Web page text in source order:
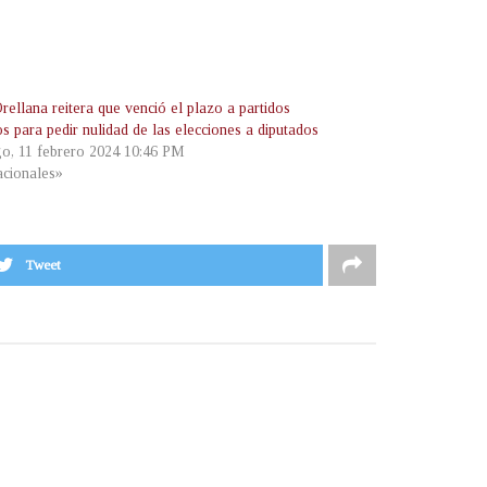
reitera que venció el plazo a partidos
para pedir nulidad de las elecciones a diputados
11 febrero 2024 10:46 PM
Tweet